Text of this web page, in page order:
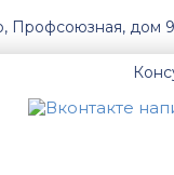
Профсоюзная, дом